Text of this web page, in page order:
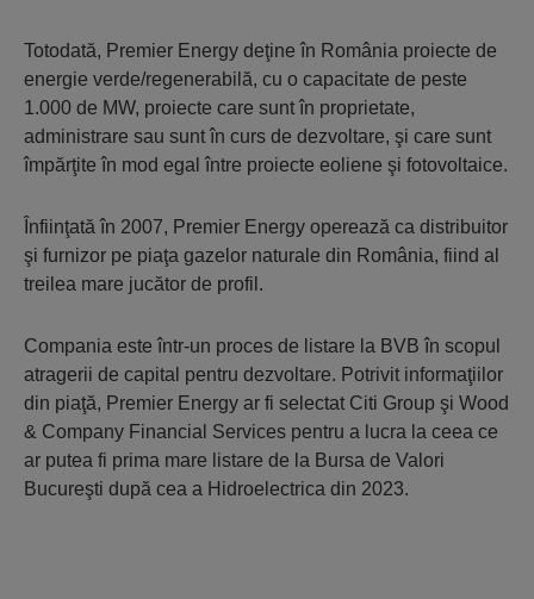
Totodată, Premier Energy deţine în România proiecte de
energie verde/regenerabilă, cu o capacitate de peste
1.000 de MW, proiecte care sunt în proprietate,
administrare sau sunt în curs de dezvoltare, şi care sunt
împărţite în mod egal între proiecte eoliene şi fotovoltaice.
Înfiinţată în 2007, Premier Energy operează ca distribuitor
şi furnizor pe piaţa gazelor naturale din România, fiind al
treilea mare jucător de profil.
Compania este într-un proces de listare la BVB în scopul
atragerii de capital pentru dezvoltare. Potrivit informaţiilor
din piaţă, Premier Energy ar fi selectat Citi Group şi Wood
& Company Financial Services pentru a lucra la ceea ce
ar putea fi prima mare listare de la Bursa de Valori
Bucureşti după cea a Hidroelectrica din 2023.